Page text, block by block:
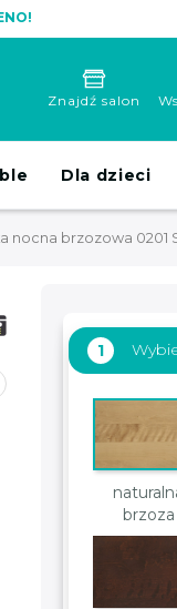
Znajdź salon
Dla dzieci
nocna brzozowa 0201
1
brzoza